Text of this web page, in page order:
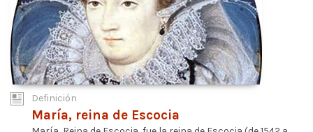
Definición
María, reina de Escocia